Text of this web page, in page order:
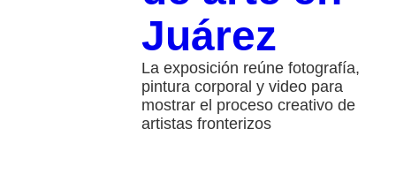
Juárez
La exposición reúne fotografía,
pintura corporal y video para
mostrar el proceso creativo de
artistas fronterizos